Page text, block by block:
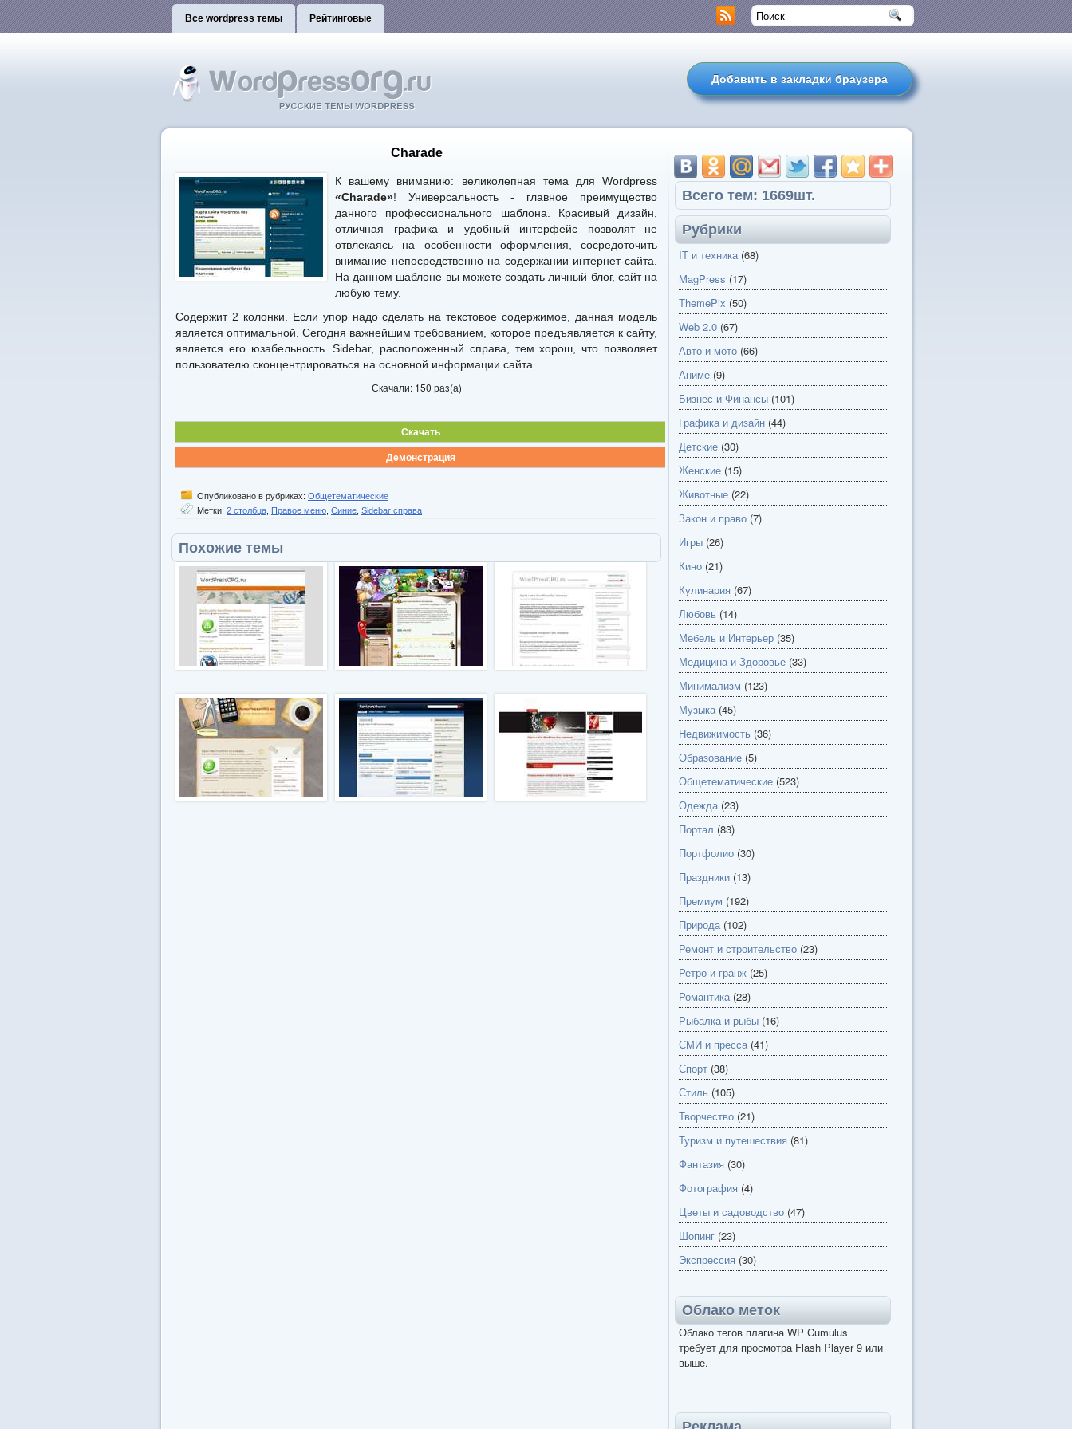
Все wordpress темы Рейтинговые
Добавить в закладки браузера
Charade
К вашему вниманию: великолепная тема для Wordpress
«Charade»! Универсальность - главное преимущество
данного профессионального шаблона. Красивый дизайн,
отличная графика и удобный интерфейс позволят не
отвлекаясь на особенности оформления, сосредоточить
внимание непосредственно на содержании интернет-сайта.
На данном шаблоне вы можете создать личный блог, сайт на
любую тему.
Содержит 2 колонки. Если упор надо сделать на текстовое содержимое, данная модель
является оптимальной. Сегодня важнейшим требованием, которое предъявляется к сайту,
является его юзабельность. Sidebar, расположенный справа, тем хорош, что позволяет
пользователю сконцентрироваться на основной информации сайта.
Скачали: 150 раз(а)
Скачать
Демонстрация
Опубликовано в рубриках: Общетематические
Метки: 2 столбца Правое меню Синие Sidebar справа
Похожие темы
Всего тем: 1669шт.
Рубрики
IT и техника(68)
MagPress (17)
ThemePix (50)
Web 2.0 (67)
Авто и мото (66)
Аниме (9)
Бизнес и Финансы (101)
Графика и дизайн (44)
Детские (30)
Женские (15)
Животные (22)
Закон и право (7)
Игры (26)
Кино (21)
Кулинария (67)
Любовь (14)
Мебель и Интерьер (35)
Медицина и Здоровье (33)
Минимализм (123)
Музыка(45)
Недвижимость (36)
Образование (5)
Общетематические (523)
Одежда(23)
Портал (83)
Портфолио (30)
Праздники (13)
Премиум (192)
Природа(102)
Ремонт и строительство (23)
Ретро и гранж (25)
Романтика(28)
Рыбалка и рыбы (16)
СМИ и пресса(41)
Спорт (38)
Стиль (105)
Творчество (21)
Туризм и путешествия (81)
Фантазия (30)
Фотография (4)
Цветы и садоводство (47)
Шопинг (23)
Экспрессия (30)
Облако меток
Облако тегов плагина WP Cumulus
требует для просмотра Flash Player 9 или
выше.